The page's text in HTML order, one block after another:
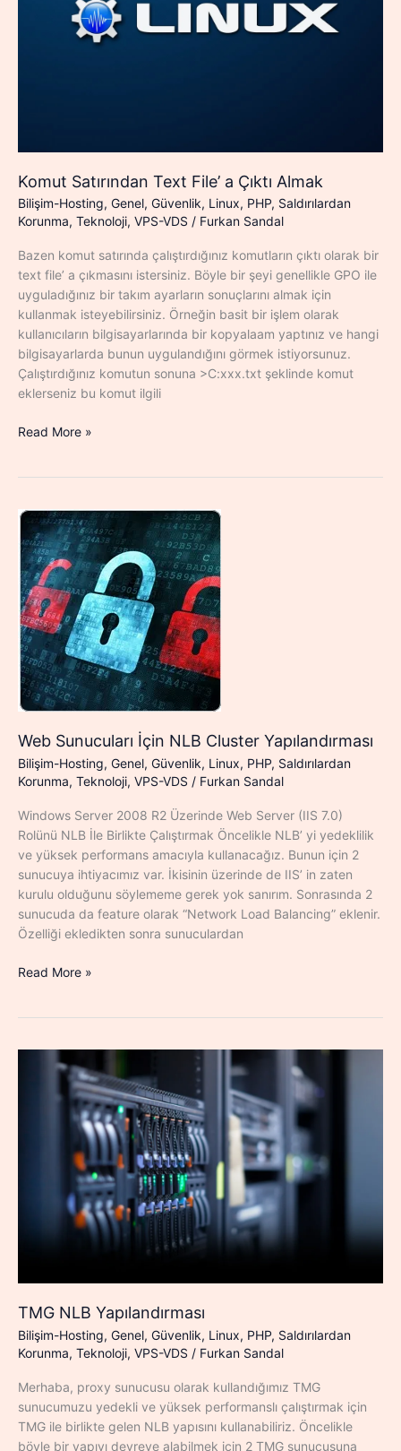
Komut Satırından Text File’ a Çıktı Almak
Bilişim-Hosting, Genel, Güvenlik, Linux, PHP, Saldırılardan
Korunma, Teknoloji, VPS-VDS / Furkan Sandal
Bazen komut satırında çalıştırdığınız komutların çıktı olarak bir
text file’ a çıkmasını istersiniz. Böyle bir şeyi genellikle GPO ile
uyguladığınız bir takım ayarların sonuçlarını almak için
kullanmak isteyebilirsiniz. Örneğin basit bir işlem olarak
kullanıcıların bilgisayarlarında bir kopyalaam yaptınız ve hangi
bilgisayarlarda bunun uygulandığını görmek istiyorsunuz.
Çalıştırdığınız komutun sonuna >C:xxx.txt şeklinde komut
eklerseniz bu komut ilgili
Komut
a
Çıktı
Almak
Read More »
Web Sunucuları İçin NLB Cluster Yapılandırması
Bilişim-Hosting, Genel, Güvenlik, Linux, PHP, Saldırılardan
Korunma, Teknoloji, VPS-VDS / Furkan Sandal
Windows Server 2008 R2 Üzerinde Web Server (IIS 7.0)
Rolünü NLB İle Birlikte Çalıştırmak Öncelikle NLB’ yi yedeklilik
ve yüksek performans amacıyla kullanacağız. Bunun için 2
sunucuya ihtiyacımız var. İkisinin üzerinde de IIS’ in zaten
kurulu olduğunu söylememe gerek yok sanırım. Sonrasında 2
sunucuda da feature olarak “Network Load Balancing” eklenir.
Özelliği ekledikten sonra sunuculardan
Web
Cluster
Yapılandırması
Read More »
TMG NLB Yapılandırması
Bilişim-Hosting, Genel, Güvenlik, Linux, PHP, Saldırılardan
Korunma, Teknoloji, VPS-VDS / Furkan Sandal
Merhaba, proxy sunucusu olarak kullandığımız TMG
sunucumuzu yedekli ve yüksek performanslı çalıştırmak için
TMG ile birlikte gelen NLB yapısını kullanabiliriz. Öncelikle
böyle bir yapıyı devreye alabilmek için 2 TMG sunucusuna